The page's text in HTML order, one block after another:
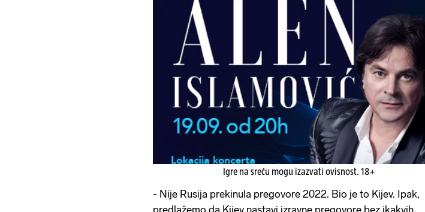
Igre na sreću mogu izazvati ovisnost. 18+
- Nije Rusija prekinula pregovore 2022. Bio je to Kijev. Ipak,
predlažemo da Kijev nastavi izravne pregovore bez ikakvih